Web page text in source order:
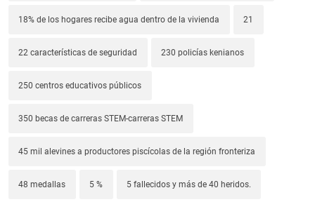
18% de los hogares recibe agua dentro de la vivienda 21
22 características de seguridad 230 policías kenianos
250 centros educativos públicos
350 becas de carreras STEM-carreras STEM
45 mil alevines a productores piscícolas de la región fronteriza
48 medallas 5 % 5 fallecidos y más de 40 heridos.